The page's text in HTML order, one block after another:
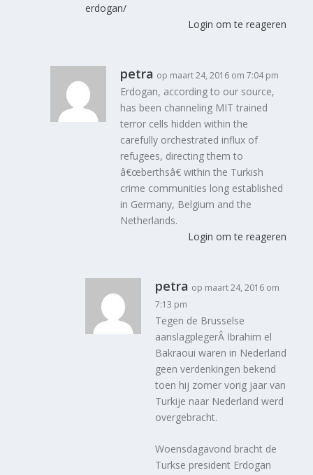
erdogan/
Login om te reageren
petra op maart 24, 2016 om 7:04 pm
Erdogan, according to our source,
has been channeling MIT trained
terror cells hidden within the
carefully orchestrated influx of
refugees, directing them to
â€œberthsâ€ within the Turkish
crime communities long established
in Germany, Belgium and the
Netherlands.
Login om te reageren
petra op maart 24, 2016 om
7:13 pm
Tegen de Brusselse
aanslagplegerÂ Ibrahim el
Bakraoui waren in Nederland
geen verdenkingen bekend
toen hij zomer vorig jaar van
Turkije naar Nederland werd
overgebracht.
Woensdagavond bracht de
Turkse president Erdogan